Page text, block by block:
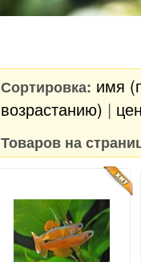
Сортировка: имя
возрастанию) |
Товаров на